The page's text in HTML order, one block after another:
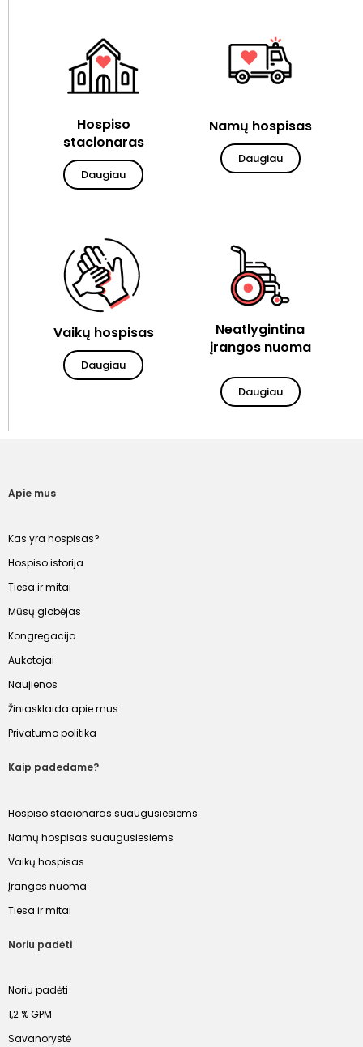
Hospiso
stacionaras
Daugiau
Namų hospisas
Daugiau
Vaikų hospisas
Daugiau
Neatlygintina
įrangos nuoma
Daugiau
Apie mus
Kas yra hospisas?
Hospiso istorija
Tiesa ir mitai
Mūsų globėjas
Kongregacija
Aukotojai
Naujienos
Žiniasklaida apie mus
Privatumo politika
Kaip padedame?
Hospiso stacionaras suaugusiesiems
Namų hospisas suaugusiesiems
Vaikų hospisas
Įrangos nuoma
Tiesa ir mitai
Noriu padėti
Noriu padėti
1,2 % GPM
Savanorystė